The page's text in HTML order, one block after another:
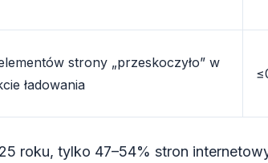
strony „przeskoczyło” w
ładowania
roku, tylko 47–54% stron